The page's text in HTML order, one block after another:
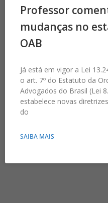
Professor
mudanças no
OAB
Já está em vigor a Lei
o art. 7º do Estatuto da
Advogados do Brasil (Lei
estabelece novas
do
SAIBA MAIS